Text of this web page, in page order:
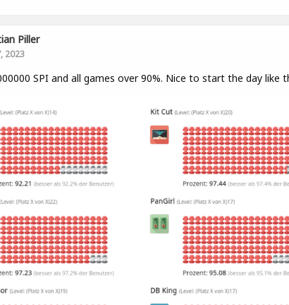
Piller
2023
SPI and all games over 90%. Nice to start the day like